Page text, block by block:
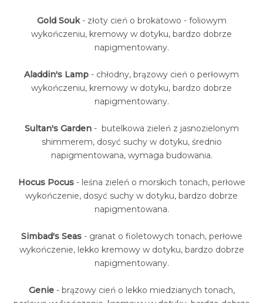
Gold Souk- złoty cień o brokatowo - foliowym
wykończeniu, kremowy w dotyku, bardzo dobrze
napigmentowany.
Aladdin's Lamp - chłodny, brązowy cień o perłowym
wykończeniu, kremowy w dotyku, bardzo dobrze
napigmentowany.
Sultan's Garden- butelkowa zieleń z jasnozielonym
shimmerem, dosyć suchy w dotyku, średnio
napigmentowana, wymaga budowania.
Hocus Pocus- leśna zieleń o morskich tonach, perłowe
wykończenie, dosyć suchy w dotyku, bardzo dobrze
napigmentowana.
Simbad's Seas- granat o fioletowych tonach, perłowe
wykończenie, lekko kremowy w dotyku, bardzo dobrze
napigmentowany.
Genie- brązowy cień o lekko miedzianych tonach,